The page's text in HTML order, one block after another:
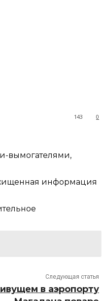
0
143
вымогателями,
информация
Следующая статья
в аэропорту